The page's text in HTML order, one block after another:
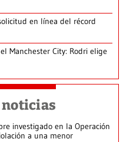
en línea del récord
Manchester City: Rodri elige
investigado en la Operación
a una menor